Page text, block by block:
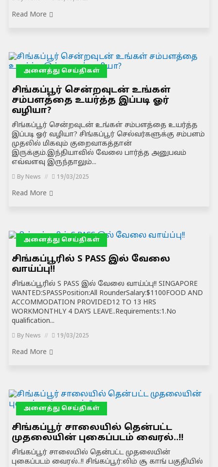
Read More
அனைத்து செய்திகள்
சிங்கப்பூர் சென்றவுடன் உங்கள்
சம்பளத்தை உயர்த்த இப்படி ஓர்
வழியா?
சிங்கப்பூர் சென்றவுடன் உங்கள் சம்பளத்தை உயர்த்த
இப்படி ஓர் வழியா? சிங்கப்பூர் செல்வர்களுக்கு சம்பளம்
முதலில் மிகவும் குறைவாகத்தான்
இருக்கும்.இந்தியாவில் வேலை பார்த்த அனுபவம்
எவ்வளவு இருந்தாலும்...
By News 19/03/2025
Read More
அனைத்து செய்திகள்
சிங்கப்பூரில் S PASS இல் வேலை
வாய்ப்பு!!
சிங்கப்பூரில் S PASS இல் வேலை வாய்ப்பு!! SINGAPORE
WANTED:SPASSPosition:All RounderSalary:$1100FOOD AND
ACCOMMODATION PROVIDED12 TO 13 HRS
WORKMONTHLY 4 DAYS LEAVE..Requirements:1.No
qualification...
By News 19/03/2025
Read More
அனைத்து செய்திகள்
சிங்கப்பூர் சாலையில் தென்பட்ட
முதலையின் புகைப்படம் வைரல்..!!
சிங்கப்பூர் சாலையில் தென்பட்ட முதலையின்
புகைப்படம் வைரல்..!! சிங்கப்பூர்:லிம் சூ காங் பகுதியில்